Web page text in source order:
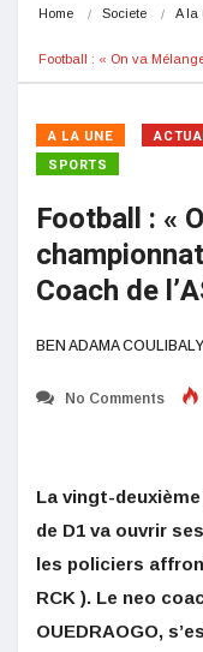
Home Societe A la
Football : « On va
A LA UNE
SPORTS
Football : «
Coach de
BEN ADAMA COULIBALY
No Comments
La vingt-
de D1 va ouvrir
les policiers
RCK ). Le neo
OUEDRAOGO,